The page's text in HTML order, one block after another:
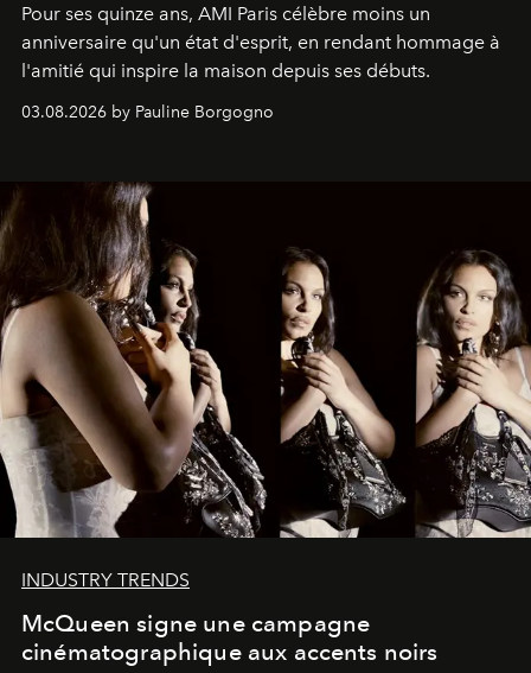
Pour ses quinze ans, AMI Paris célèbre moins un
anniversaire qu'un état d'esprit, en rendant hommage à
l'amitié qui inspire la maison depuis ses débuts.
03.08.2026 by Pauline Borgogno
INDUSTRY TRENDS
McQueen signe une campagne
cinématographique aux accents noirs